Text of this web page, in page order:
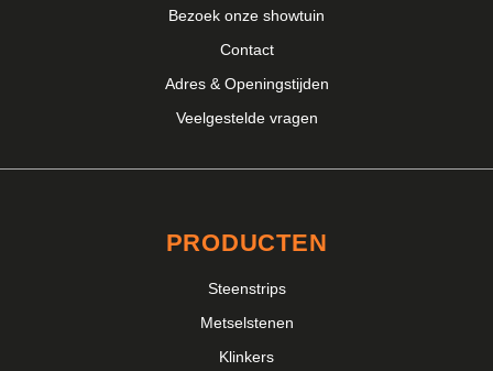
Bezoek onze showtuin
Contact
Adres & Openingstijden
Veelgestelde vragen
PRODUCTEN
Steenstrips
Metselstenen
Klinkers